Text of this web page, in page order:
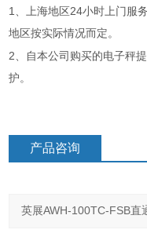
1 、上海地区24小时上门服
地区按实际情况而定。
2、自本公司购买的电子秤
护。
产品咨询